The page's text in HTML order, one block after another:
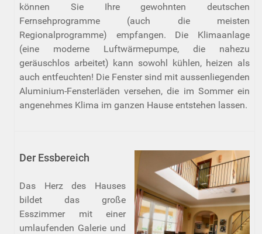
können Sie Ihre gewohnten deutschen
Fernsehprogramme (auch die meisten
Regionalprogramme) empfangen. Die Klimaanlage
(eine moderne Luftwärmepumpe, die nahezu
geräuschlos arbeitet) kann sowohl kühlen, heizen als
auch entfeuchten! Die Fenster sind mit aussenliegenden
Aluminium-Fensterläden versehen, die im Sommer ein
angenehmes Klima im ganzen Hause entstehen lassen.
Der Essbereich
Das Herz des Hauses
bildet das große
Esszimmer mit einer
umlaufenden Galerie und